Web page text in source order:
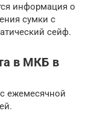
информация о
сумки с
сейф.
в МКБ в
ежемесячной